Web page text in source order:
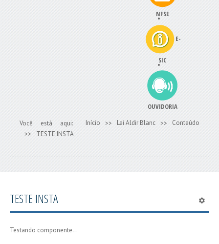
NFSE
E-
SIC
OUVIDORIA
Você está aqui: Início >> Lei Aldir Blanc >>
Conteúdo
>>
TESTE INSTA
TESTE INSTA
Testando componente...